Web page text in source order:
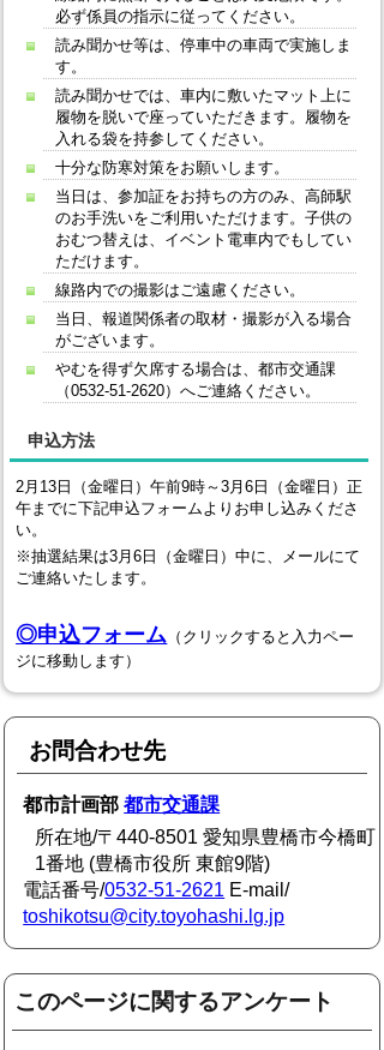
必ず係員の指示に従ってください。
読み聞かせ等は、停車中の車両で実施しま
す。
読み聞かせでは、車内に敷いたマット上に
履物を脱いで座っていただきます。履物を
入れる袋を持参してください。
十分な防寒対策をお願いします。
当日は、参加証をお持ちの方のみ、高師駅
のお手洗いをご利用いただけます。子供の
おむつ替えは、イベント電車内でもしてい
ただけます。
線路内での撮影はご遠慮ください。
当日、報道関係者の取材・撮影が入る場合
がございます。
やむを得ず欠席する場合は、都市交通課
（0532-51-2620）へご連絡ください。
申込方法
2月13日（金曜日）午前9時～3月6日（金曜日）正
午までに下記申込フォームよりお申し込みくださ
い。
※抽選結果は3月6日（金曜日）中に、メールにて
ご連絡いたします。
◎申込フォーム （クリックすると入力ペー
ジに移動します）
お問合わせ先
都市計画部都市交通課
所在地/〒440-8501 愛知県豊橋市今橋町
1番地 (豊橋市役所 東館9階)
電話番号/0532-51-2621 E-mail/
toshikotsu@city.toyohashi.lg.jp
このページに関するアンケート